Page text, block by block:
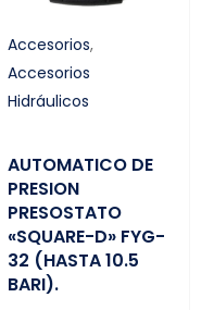
Accesorios,
Accesorios
Hidráulicos
AUTOMATICO DE
PRESION
PRESOSTATO
«SQUARE-D» FYG-
32 (HASTA 10.5
BARI).